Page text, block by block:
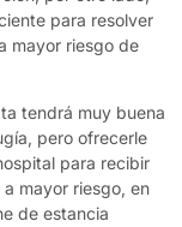
para resolver
mayor riesgo de
tendrá muy buena
pero ofrecerle
para recibir
mayor riesgo, en
de estancia